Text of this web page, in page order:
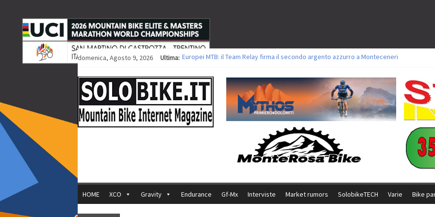
domenica, Agosto 9, 2026 Ultima: Europei MTB: il Team Relay firma il secondo argento azzurro a Monteceneri
Europei XCO: titoli a Aldridge, Frei e Hutter. Argento per Zanotti tra gli Elite. Corvi fora
Europei XCO: vittorie per Ghibaudo, Grossmann e Gallis. Signorelli 5^ la migliore tra gli
35ª Marathon Bike della Brianza: l’ultima sfida agonistica di una leggendaria storia
HOME XCO Gravity Endurance Gf-Mx Interviste Market rumors SolobikeTECH Varie Bike